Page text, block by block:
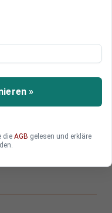
EZB
Strafzinsen
die EZB auf, die
»
die AGB gelesen und erkläre